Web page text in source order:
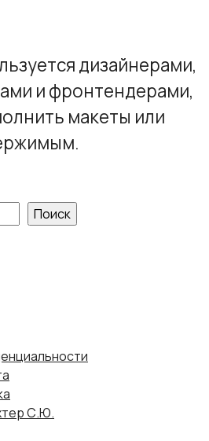
дизайнерами,
и фронтендерами,
макеты или
Поиск
С.Ю.